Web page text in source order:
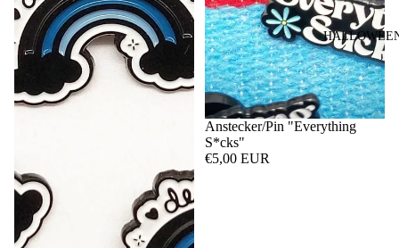
Anstecker/Pin "Everything
S*cks"
€5,00 EUR